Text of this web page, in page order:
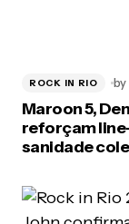
ROCK IN RIO by
Maroon 5,
reforçam
sanidade